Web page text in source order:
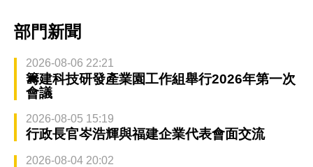
部門新聞
2026-08-06 22:21
籌建科技研發產業園工作組舉行2026年第一次
會議
2026-08-05 15:19
行政長官岑浩輝與福建企業代表會面交流
2026-08-04 20:02